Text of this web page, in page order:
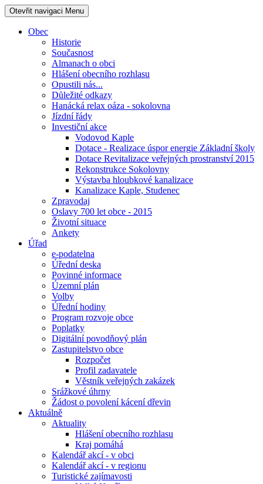
Otevřit navigaci Menu
Obec
Historie
Současnost
Almanach o obci
Hlášení obecního rozhlasu
Opustili nás...
Důležité odkazy
Hanácká relax oáza - sokolovna
Jízdní řády
Investiční akce
Vodovod Kaple
Dotace - Realizace úspor energie Základní školy
Dotace Revitalizace veřejných prostranství 2015
Rekonstrukce Sokolovny
Výstavba hloubkové kanalizace
Kanalizace Kaple, Studenec
Zpravodaj
Oslavy 700 let obce - 2015
Životní situace
Ankety
Úřad
e-podatelna
Úřední deska
Povinné informace
Územní plán
Volby
Úřední hodiny
Program rozvoje obce
Poplatky
Digitální povodňový plán
Zastupitelstvo obce
Rozpočet
Profil zadavatele
Věstník veřejných zakázek
Srážkové úhrny
Žádost o povolení kácení dřevin
Aktuálně
Aktuality
Hlášení obecního rozhlasu
Kraj pomáhá
Kalendář akcí - v obci
Kalendář akcí - v regionu
Turistické zajímavosti